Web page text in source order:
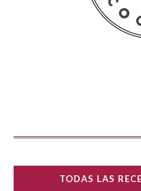
TODAS LAS